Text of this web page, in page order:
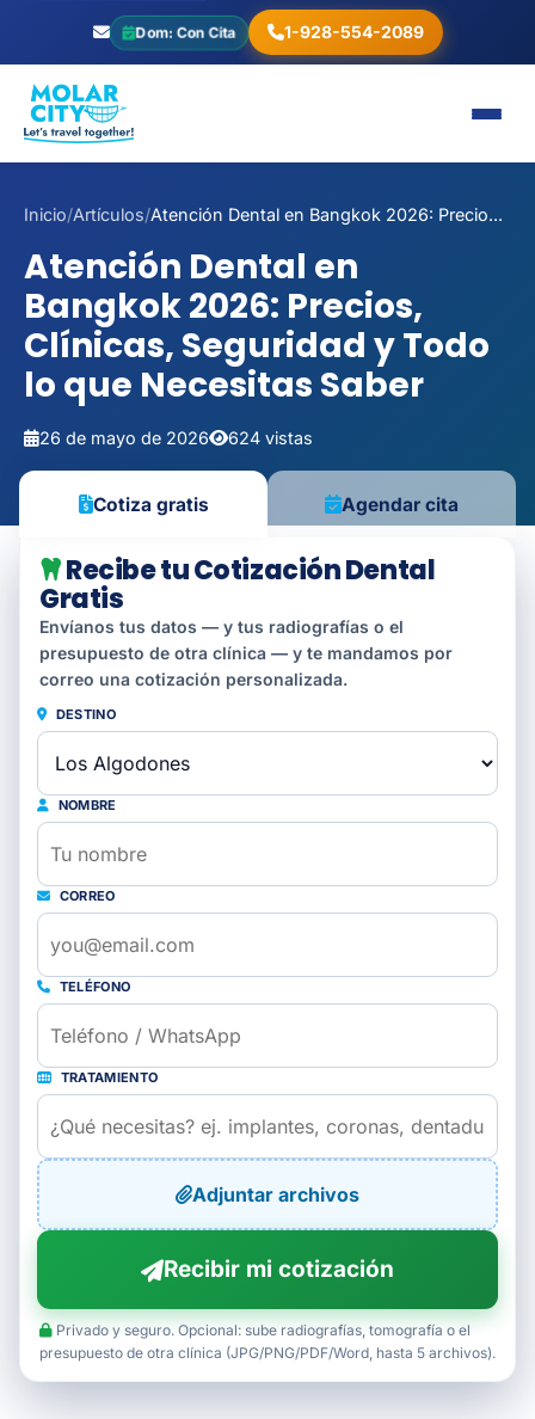
Dom: Con Cita 1-928-554-2089
Inicio/Artículos/Atención Dental en Bangkok 2026: Precio...
Atención Dental en
Bangkok 2026: Precios,
Clínicas, Seguridad y Todo
lo que Necesitas Saber
26 de mayo de 2026 624 vistas
Cotiza gratis Agendar cita
Recibe tu Cotización Dental
Gratis
Envíanos tus datos — y tus radiografías o el
presupuesto de otra clínica — y te mandamos por
correo una cotización personalizada.
DESTINO
NOMBRE
CORREO
TELÉFONO
TRATAMIENTO
Adjuntar archivos
Recibir mi cotización
Privado y seguro. Opcional: sube radiografías, tomografía o el
presupuesto de otra clínica (JPG/PNG/PDF/Word, hasta 5 archivos).